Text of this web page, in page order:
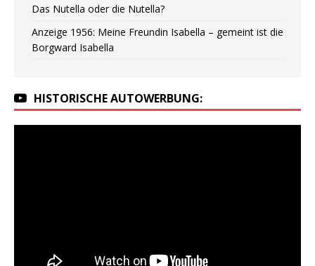
Das Nutella oder die Nutella?
Anzeige 1956: Meine Freundin Isabella – gemeint ist die
Borgward Isabella
HISTORISCHE AUTOWERBUNG: